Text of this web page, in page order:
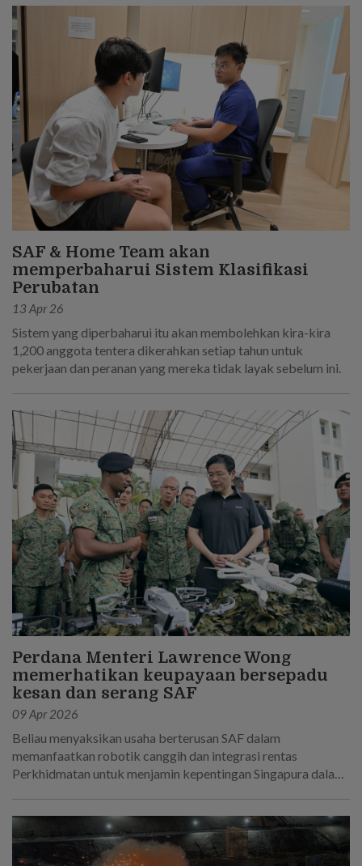
SAF & Home Team akan
memperbaharui Sistem Klasifikasi
Perubatan
13 Apr 26
Sistem yang diperbaharui itu akan membolehkan kira-kira
1,200 anggota tentera dikerahkan setiap tahun untuk
pekerjaan dan peranan yang mereka tidak layak sebelum ini.
Perdana Menteri Lawrence Wong
memerhatikan keupayaan bersepadu
kesan dan serang SAF
09 Apr 2026
Beliau menyaksikan usaha berterusan SAF dalam
memanfaatkan robotik canggih dan integrasi rentas
Perkhidmatan untuk menjamin kepentingan Singapura dalam